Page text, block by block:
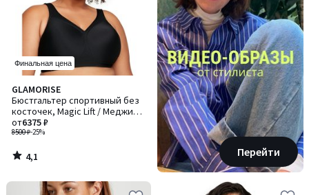
Финальная цена
GLAMORISE
Бюстгальтер спортивный без
косточек, Magic Lift / Меджик
Лифт
8500 ₽-25%
от6375 ₽
4,1
/ 5
4,1
/
Перейти